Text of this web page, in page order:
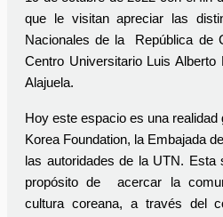
que le visitan apreciar las
Nacionales de la República de
Centro Universitario Luis
Alajuela.
Hoy este espacio es una
Korea Foundation, la Embajada
las autoridades de la UTN. Esta
propósito de acercar la
cultura coreana, a través del